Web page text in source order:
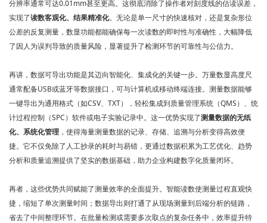
分辨率通常可达0.01mm甚至更高。这彻底消除了操作者对刻度线的估读误差，
实现了读数客观化、结果精准化。无论是单一尺寸的快速核对，还是复杂形位
公差的反复测量，数显功能都能确保每一次读数的即时性与准确性，大幅降低
了因人为误判导致的质量风险，显著提升了检测环节的可靠性与公信力。
再讲，数据可导出功能是其迈向智能化、集成化的关键一步。万量数显高度尺
通常配备USB或蓝牙等数据接口，可与计算机或移动终端连接。测量数据能够
一键导出为通用格式（如CSV、TXT），轻松集成到质量管理系统（QMS）、统
计过程控制（SPC）软件或电子实验记录中。这一优势实现了测量数据的无纸
化、系统化管理 ，使得海量测量数据的记录、存储、追溯与分析变得高效便
捷。它不仅免除了人工抄录的耗时与易错，更通过数据积累为工艺优化、趋势
分析和质量追溯提供了坚实的数据基础，助力企业构建数字化质量闭环。
再者，这些优势共同赋能了测量效率的全面提升。智能读数使测量过程直观快
捷，缩短了单次测量时间；数据导出则打通了从现场测量到后端分析的链路，
省去了中间整理环节。在批量检测或需要多次取点的复杂任务中，效率提升特